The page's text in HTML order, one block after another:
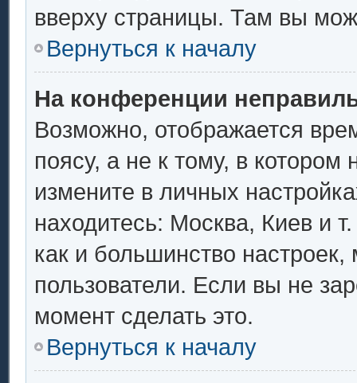
вверху страницы. Там вы
Вернуться к началу
На конференции
Возможно, отображается
поясу, а не к тому, в
измените в личных
находитесь: Москва, Киев и
как и большинство настроек,
пользователи. Если вы не
момент сделать это.
Вернуться к началу